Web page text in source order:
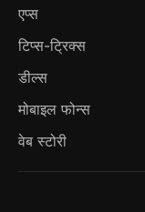
एप्स
टिप्स-ट्रिक्स
डील्स
मोबाइल फोन्स
वेब स्टोरी